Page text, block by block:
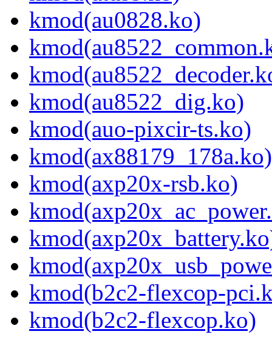
kmod(au0828.ko)
kmod(au8522_dig.ko)
kmod(auo-pixcir-ts.ko)
kmod(ax88179_178a.ko)
kmod(axp20x-rsb.ko)
kmod(b2c2-flexcop-
kmod(b2c2-flexcop.ko)